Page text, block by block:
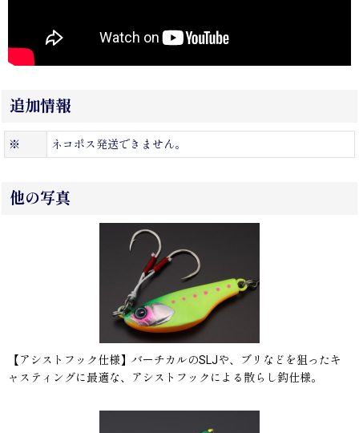
追加情報
※ ネコポス発送できません。
他の写真
【アシストフック仕様】バーチカルのSLJや、ブリなどを狙ったキ
ャスティングに最適な、アシストフックによる散らし鈎仕様。